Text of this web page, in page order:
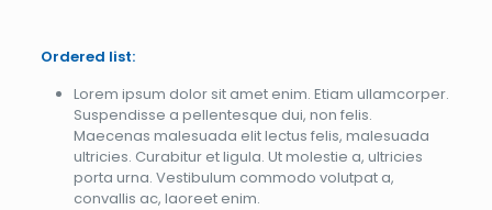
Ordered list:
Lorem ipsum dolor sit amet enim. Etiam ullamcorper.
Suspendisse a pellentesque dui, non felis.
Maecenas malesuada elit lectus felis, malesuada
ultricies. Curabitur et ligula. Ut molestie a, ultricies
porta urna. Vestibulum commodo volutpat a,
convallis ac, laoreet enim.